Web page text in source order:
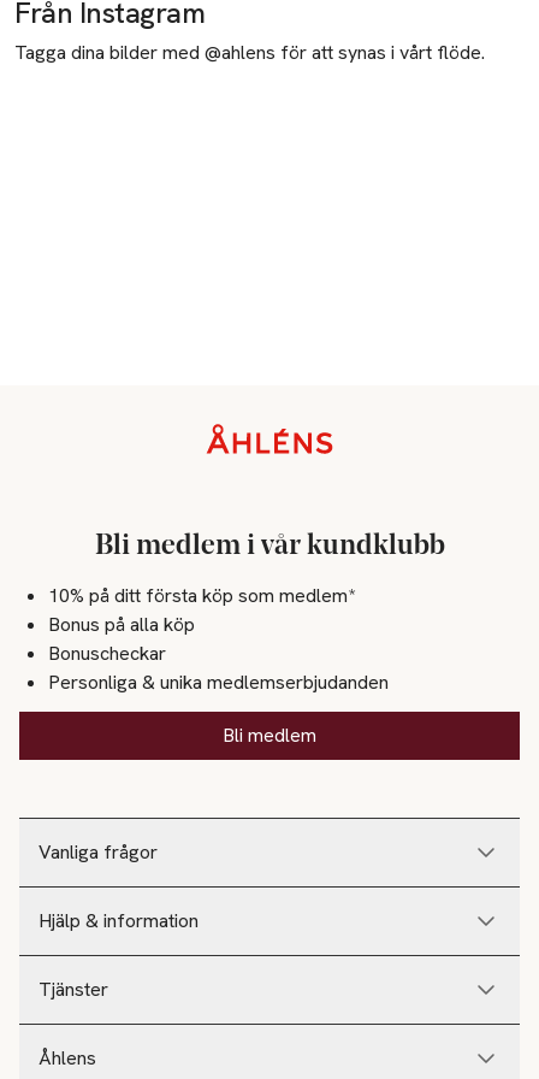
Från Instagram
Tagga dina bilder med @ahlens för att synas i vårt flöde.
Vanliga frågor
Hjälp & information
Tjänster
Åhlens
Bli medlem i vår kundklubb
10% på ditt första köp som medlem*
Bonus på alla köp
Bonuscheckar
Personliga & unika medlemserbjudanden
Bli medlem